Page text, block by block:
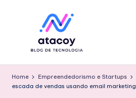
Home Empreendedorismo e Startups
escada de vendas usando email marketing